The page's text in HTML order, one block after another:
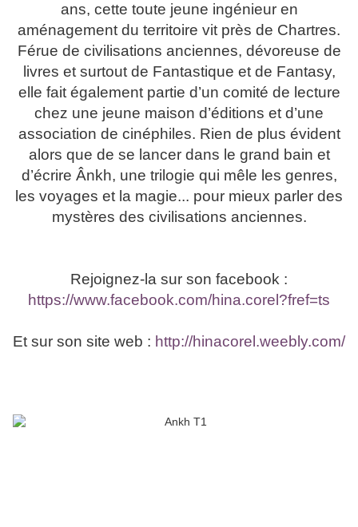
ans, cette toute jeune ingénieur en
aménagement du territoire vit près de Chartres.
Férue de civilisations anciennes, dévoreuse de
livres et surtout de Fantastique et de Fantasy,
elle fait également partie d’un comité de lecture
chez une jeune maison d’éditions et d’une
association de cinéphiles. Rien de plus évident
alors que de se lancer dans le grand bain et
d’écrire Ânkh, une trilogie qui mêle les genres,
les voyages et la magie... pour mieux parler des
mystères des civilisations anciennes.
Rejoignez-la sur son facebook :
https://www.facebook.com/hina.corel?fref=ts
Et sur son site web : http://hinacorel.weebly.com/